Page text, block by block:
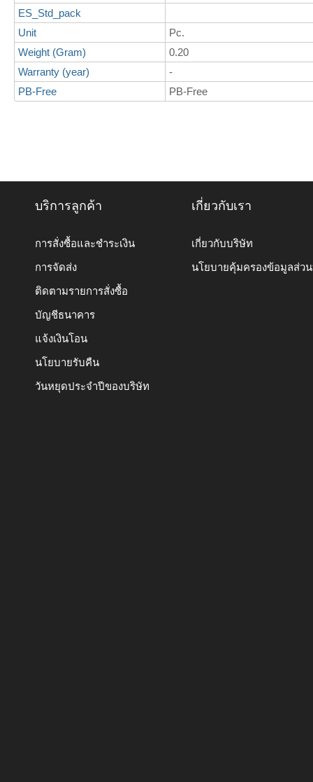
ES_Std_pack
Unit
Pc.
Weight (Gram)
0.20
Warranty (year)
-
PB-Free
PB-Free
บริการลูกค้า
การสั่งซื้อและชำระเงิน
การจัดส่ง
ติดตามรายการสั่งซื้อ
บัญชีธนาคาร
แจ้งเงินโอน
นโยบายรับคืน
วันหยุดประจำปีของบริษัท
เกี่ยวกับเรา
เกี่ยวกับบริษัท
นโยบายคุ้มครองข้อมูลส่ว